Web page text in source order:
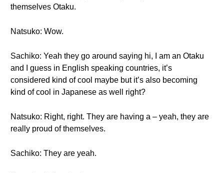
themselves Otaku.
Natsuko: Wow.
Sachiko: Yeah they go around saying hi, I am an Otaku
and I guess in English speaking countries, it’s
considered kind of cool maybe but it’s also becoming
kind of cool in Japanese as well right?
Natsuko: Right, right. They are having a – yeah, they are
really proud of themselves.
Sachiko: They are yeah.